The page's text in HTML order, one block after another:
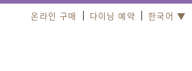
온라인 구매 다이닝 예약 한국어 ▼